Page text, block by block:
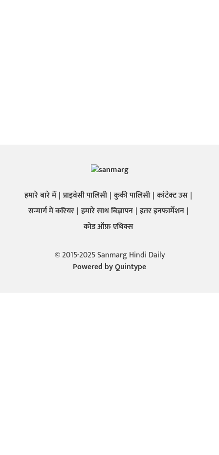
हमारे बारे में प्राइवेसी पालिसी कुकी पालिसी कांटेक्ट उस
सन्मार्ग में करियर हमारे साथ बिज्ञापन इतर इनफार्मेशन
कोड ऑफ़ एथिक्स
© 2015-2025 Sanmarg Hindi Daily
Powered byQuintype